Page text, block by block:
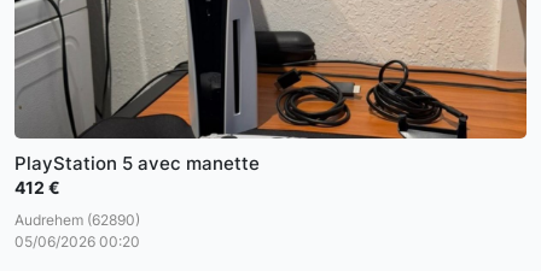
PlayStation 5 avec manette
412 €
Audrehem (62890)
05/06/2026 00:20